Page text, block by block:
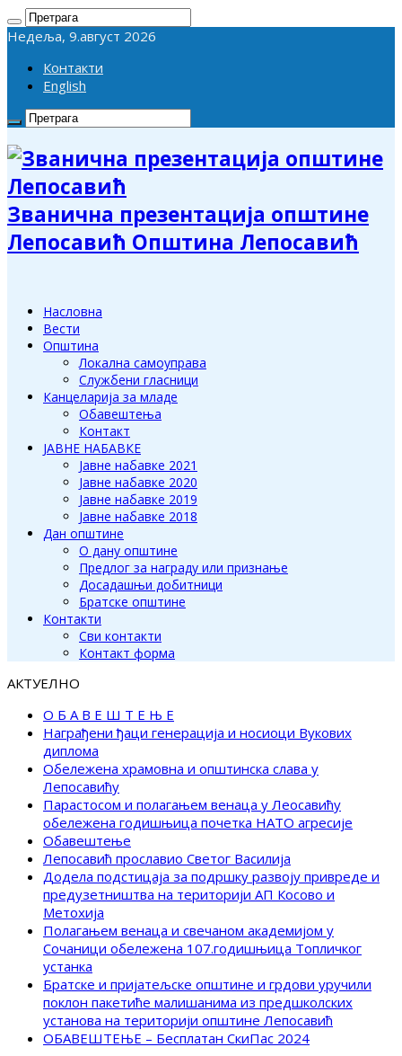
Недеља, 9.август 2026
Контакти
English
Званична презентација општине
Лепосавић Општина Лепосавић
Насловна
Вести
Општина
Локална самоуправа
Службени гласници
Канцеларија за младе
Обавештења
Контакт
ЈАВНЕ НАБАВКЕ
Јавне набавке 2021
Јавне набавке 2020
Јавне набавке 2019
Јавне набавке 2018
Дан општине
О дану општине
Предлог за награду или признање
Досадашњи добитници
Братске општине
Контакти
Сви контакти
Контакт форма
АКТУЕЛНО
О Б А В Е Ш Т Е Њ Е
Награђени ђаци генерација и носиоци Вукових
диплома
Обележена храмовна и општинска слава у
Лепосавићу
Парастосом и полагањем венаца у Леосавићу
обележена годишњица почетка НАТО агресије
Обавештење
Лепосавић прославио Светог Василија
Додела подстицаја за подршку развоју привреде и
предузетништва на територији АП Косово и
Метохија
Полагањем венаца и свечаном академијом у
Сочаници обележена 107.годишњица Топличког
устанка
Братске и пријатељске општине и грдови уручили
поклон пакетиће малишанима из предшколских
установа на територији општине Лепосавић
ОБАВЕШТЕЊЕ – Бесплатан СкиПас 2024